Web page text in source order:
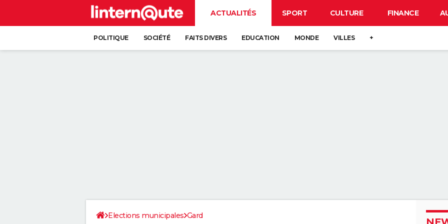
ACTUALITÉS SPORT CULTURE FINANCE
POLITIQUE SOCIÉTÉ FAITS DIVERS EDUCATION MONDE VILLES +
Elections municipales Gard